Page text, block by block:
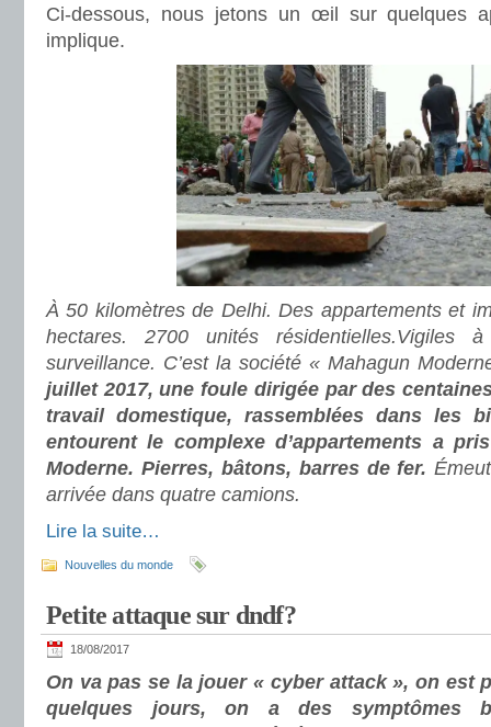
Ci-dessous, nous jetons un œil sur quelques
implique.
À 50 kilomètres de Delhi. Des appartements et
hectares. 2700 unités résidentielles.Vigiles
surveillance. C’est la société « Mahagun
juillet 2017, une foule dirigée par des
travail domestique, rassemblées dans les
entourent le complexe d’appartements a
Moderne. Pierres, bâtons, barres de fer.
arrivée dans quatre camions.
Lire la suite…
Nouvelles du monde
Petite attaque sur dndf?
18/08/2017
On va pas se la jouer « cyber attack », on est
quelques jours, on a des symptômes